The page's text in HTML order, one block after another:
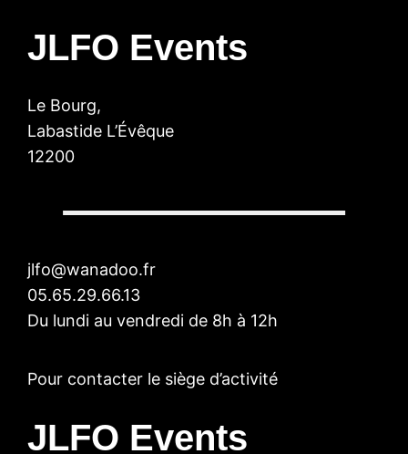
JLFO Events
Le Bourg,
Labastide L’Évêque
12200
jlfo@wanadoo.fr
05.65.29.66.13
Du lundi au vendredi de 8h à 12h
Pour contacter le siège d’activité
JLFO Events